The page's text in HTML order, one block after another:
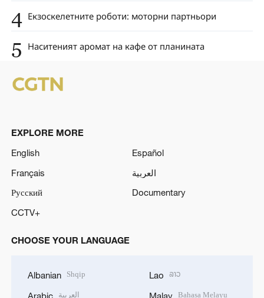
4 Екзоскелетните роботи: моторни партньори
5 Наситеният аромат на кафе от планината
EXPLORE MORE
English
Español
Français
العربية
Русский
Documentary
CCTV+
CHOOSE YOUR LANGUAGE
Albanian Shqip
Arabic العربية
Lao ລາວ
Malay Bahasa Melayu